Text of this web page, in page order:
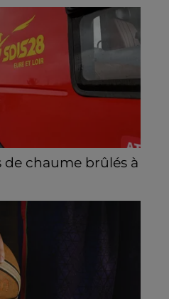
de chaume brûlés à
avoir inhalé des